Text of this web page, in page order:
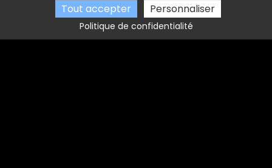
pachamamapyrenees@gmail.com
Bureau des activités montagne
Place des Badalans, 65510 LOUDENVIELLE
Tout accepter Personnaliser
Politique de confidentialité